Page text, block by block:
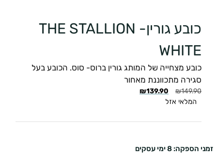
כובע גורין- THE STALLION
WHITE
כובע מצחייה של המותג גורין ברוס- סוס. הכובע בעל
סגירה מתכווננת מאחור
₪149.90
₪139.90
המלאי אזל
8 ימי עסקים